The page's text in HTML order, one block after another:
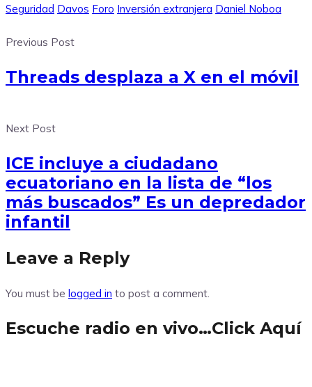
Seguridad Davos Foro Inversión extranjera Daniel Noboa
Previous Post
Threads desplaza a X en el móvil
Next Post
ICE incluye a ciudadano
ecuatoriano en la lista de “los
más buscados” Es un depredador
infantil
Leave a Reply
You must be logged in to post a comment.
Escuche radio en vivo…Click Aquí